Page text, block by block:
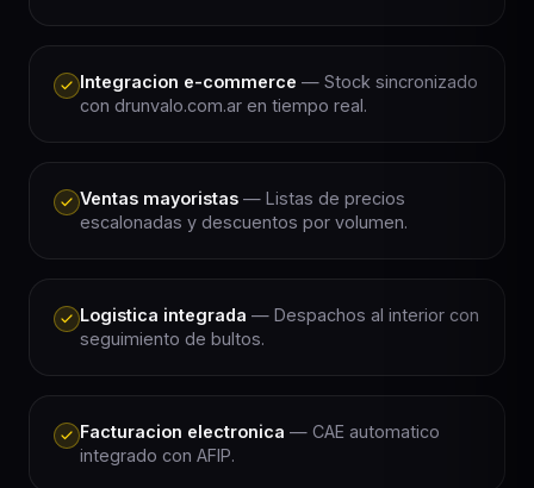
Integracion e-commerce — Stock sincronizado
con drunvalo.com.ar en tiempo real.
Ventas mayoristas — Listas de precios
escalonadas y descuentos por volumen.
Logistica integrada — Despachos al interior con
seguimiento de bultos.
Facturacion electronica — CAE automatico
integrado con AFIP.